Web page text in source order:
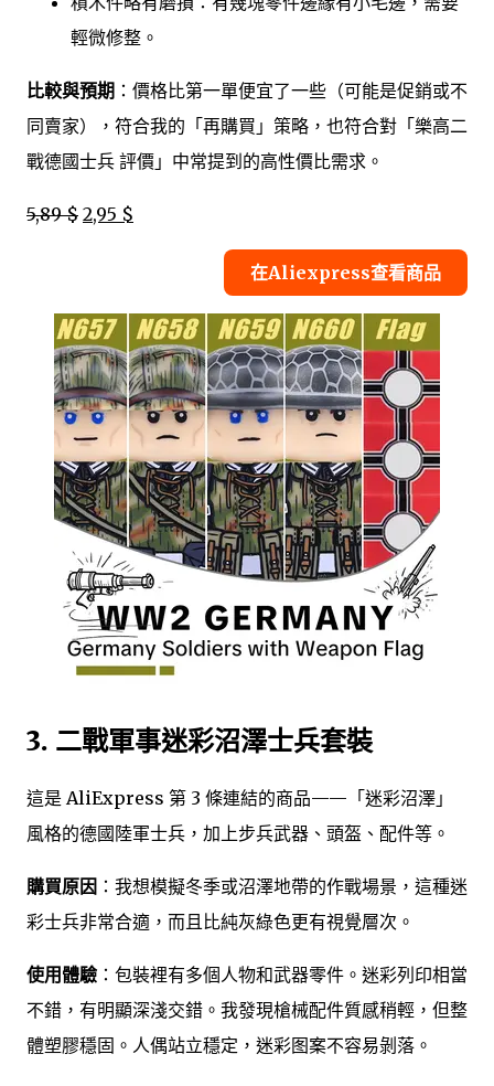
輕微修整。
比較與預期 ：價格比第一單便宜了一些（可能是促銷或不
同賣家），符合我的「再購買」策略，也符合對「樂高二
戰德國士兵 評價」中常提到的高性價比需求。
5,89 $ 2,95 $
在Aliexpress查看商品
3. 二戰軍事迷彩沼澤士兵套裝
這是 AliExpress 第 3 條連結的商品——「迷彩沼澤」
風格的德國陸軍士兵，加上步兵武器、頭盔、配件等。
購買原因 ：我想模擬冬季或沼澤地帶的作戰場景，這種迷
彩士兵非常合適，而且比純灰綠色更有視覺層次。
使用體驗 ：包裝裡有多個人物和武器零件。迷彩列印相當
不錯，有明顯深淺交錯。我發現槍械配件質感稍輕，但整
體塑膠穩固。人偶站立穩定，迷彩图案不容易剝落。